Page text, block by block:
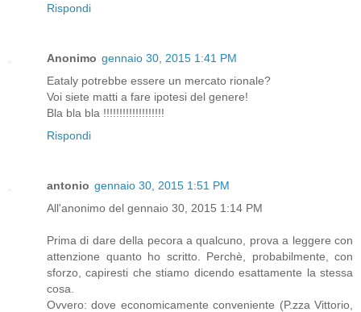
Rispondi
Anonimo gennaio 30, 2015 1:41 PM
Eataly potrebbe essere un mercato rionale?
Voi siete matti a fare ipotesi del genere!
Bla bla bla !!!!!!!!!!!!!!!!!!!
Rispondi
antonio gennaio 30, 2015 1:51 PM
All'anonimo del gennaio 30, 2015 1:14 PM
Prima di dare della pecora a qualcuno, prova a leggere con
attenzione quanto ho scritto. Perchè, probabilmente, con
sforzo, capiresti che stiamo dicendo esattamente la stessa
cosa.
Ovvero: dove economicamente conveniente (P.zza Vittorio,